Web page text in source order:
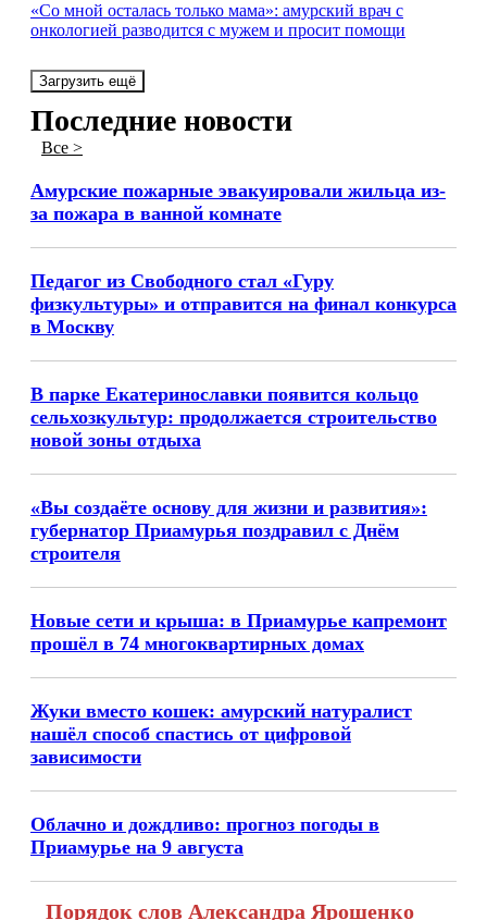
«Со мной осталась только мама»: амурский врач с
онкологией разводится с мужем и просит помощи
Загрузить ещё
Последние новости
Все >
Амурские пожарные эвакуировали жильца из-
за пожара в ванной комнате
Педагог из Свободного стал «Гуру
физкультуры» и отправится на финал конкурса
в Москву
В парке Екатеринославки появится кольцо
сельхозкультур: продолжается строительство
новой зоны отдыха
«Вы создаёте основу для жизни и развития»:
губернатор Приамурья поздравил с Днём
строителя
Новые сети и крыша: в Приамурье капремонт
прошёл в 74 многоквартирных домах
Жуки вместо кошек: амурский натуралист
нашёл способ спастись от цифровой
зависимости
Облачно и дождливо: прогноз погоды в
Приамурье на 9 августа
Порядок слов Александра Ярошенко